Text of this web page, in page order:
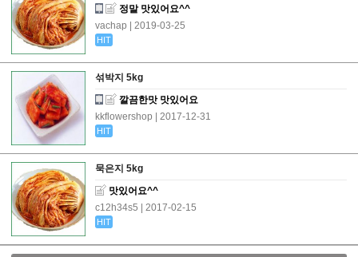
정말 맛있어요^^
vachap | 2019-03-25
HIT
섞박지 5kg
깔끔한맛 맛있어요
kkflowershop | 2017-12-31
HIT
묵은지 5kg
맛있어요^^
c12h34s5 | 2017-02-15
HIT